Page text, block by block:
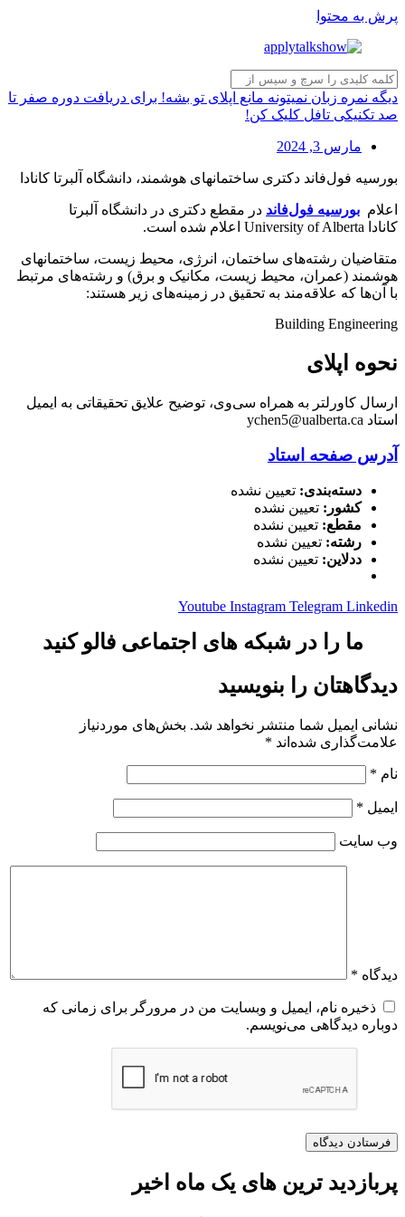
پرش به محتوا
دیگه نمره زبان نمیتونه مانع اپلای تو بشه! برای دریافت دوره صفر تا
صد تکنیکی تافل کلیک کن!
مارس 3, 2024
بورسیه فول‌فاند دکتری ساختمانهای هوشمند، دانشگاه آلبرتا کانادا
اعلام بورسیه فول‌فاند در مقطع دکتری در دانشگاه آلبرتا
کانادا
اعلام شده است.
متقاضیان رشته‌های ساختمان، انرژی، محیط زیست، ساختمانهای
هوشمند (عمران، محیط زیست، مکانیک و برق) و رشته‌های مرتبط
با آن‌ها که علاقه‌مند به تحقیق در زمینه‌های زیر هستند:
Building Engineering
نحوه اپلای
ارسال کاورلتر به همراه سی‌وی، توضیح علایق تحقیقاتی به ایمیل
استاد ychen5@ualberta.ca
آدرس صفحه استاد
دسته‌بندی: تعیین نشده
کشور: تعیین نشده
مقطع: تعیین نشده
رشته: تعیین نشده
ددلاین: تعیین نشده
Youtube Instagram Telegram Linkedin
ما را در شبکه های اجتماعی فالو کنید
دیدگاهتان را بنویسید
نشانی ایمیل شما منتشر نخواهد شد. بخش‌های موردنیاز
علامت‌گذاری شده‌اند *
نام *
ایمیل *
وب‌ سایت
دیدگاه *
ذخیره نام، ایمیل و وبسایت من در مرورگر برای زمانی که
دوباره دیدگاهی می‌نویسم.
پربازدید ترین های یک ماه اخیر